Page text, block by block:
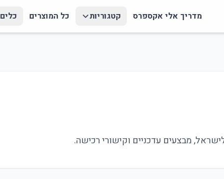
מדריך אלי אקספרס קטגוריות כל המוצרים כלים